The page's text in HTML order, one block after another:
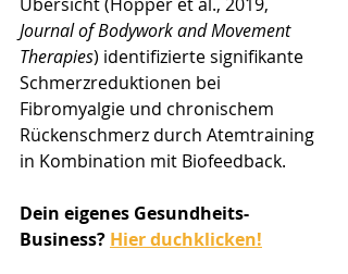
Journal of Bodywork and Movement
Therapies) identifizierte signifikante
Schmerzreduktionen bei
Fibromyalgie und chronischem
Rückenschmerz durch Atemtraining
in Kombination mit Biofeedback.
Dein eigenes Gesundheits-
Business? Hier duchklicken!